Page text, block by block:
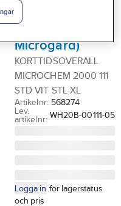
STD (tidigare
Microgard)
KORTTIDSOVERALL
MICROCHEM 2000 111
STD VIT STL XL
Artikelnr: 568274
Lev.
artikelnr: WH20B-00111-05
Logga in för lagerstatus
och pris